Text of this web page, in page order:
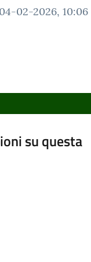
04-02-2026, 10:06
su questa